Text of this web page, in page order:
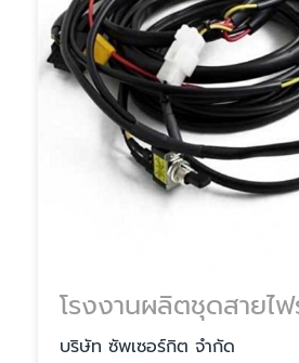
บริษัท ซัพเซอร์กิต จำกัด